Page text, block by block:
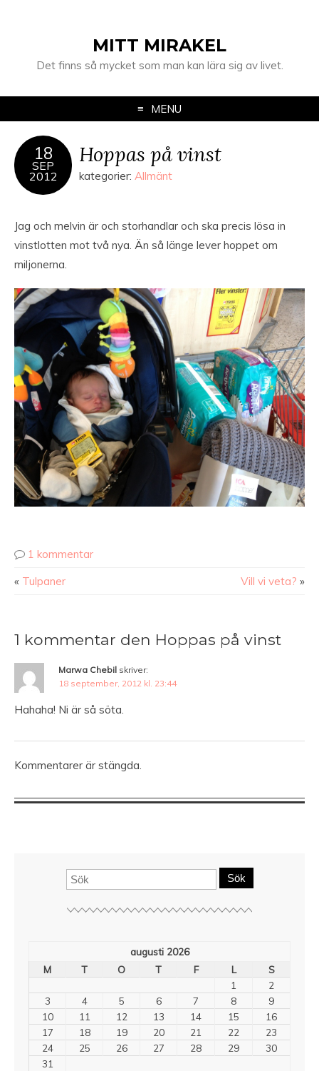
MITT MIRAKEL
Det finns så mycket som man kan lära sig av livet.
MENU
18
SEP
2012
Hoppas på vinst
kategorier: Allmänt
Jag och melvin är och storhandlar och ska precis lösa in
vinstlotten mot två nya. Än så länge lever hoppet om
miljonerna.
1 kommentar
« Tulpaner Vill vi veta? »
1 kommentar den Hoppas på vinst
Marwa Chebil skriver:
18 september, 2012 kl. 23:44
Hahaha! Ni är så söta.
Kommentarer är stängda.
Sök
augusti 2026
M
T O T F L
S
1
2
3
4 5 6 7 8
9
10
11 12 13 14 15
16
17
18 19 20 21 22
23
24
25 26 27 28 29
30
31